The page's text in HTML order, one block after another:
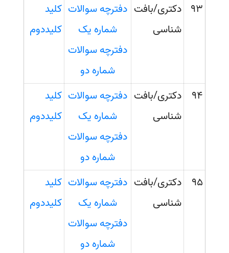
93 دکتری/بافت
شناسی
دفترچه سوالات
شماره یک
دفترچه سوالات
شماره دو
کلید
کلیددوم
94
دکتری/بافت
شناسی
دفترچه سوالات
شماره یک
دفترچه سوالات
شماره دو
کلید
کلیددوم
95
دکتری/بافت
شناسی
دفترچه سوالات
شماره یک
دفترچه سوالات
شماره دو
کلید
کلیددوم